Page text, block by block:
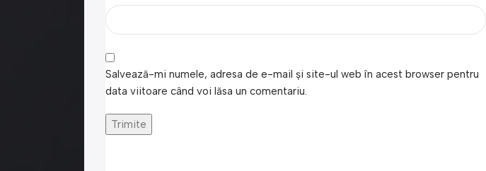
Salvează-mi numele, adresa de e-mail și site-ul web în acest browser pentru
data viitoare când voi lăsa un comentariu.